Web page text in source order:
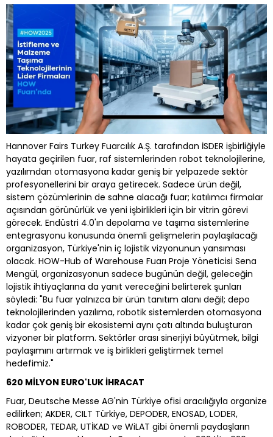
Hannover Fairs Turkey Fuarcılık A.Ş. tarafından İSDER işbirliğiyle
hayata geçirilen fuar, raf sistemlerinden robot teknolojilerine,
yazılımdan otomasyona kadar geniş bir yelpazede sektör
profesyonellerini bir araya getirecek. Sadece ürün değil,
sistem çözümlerinin de sahne alacağı fuar; katılımcı firmalar
açısından görünürlük ve yeni işbirlikleri için bir vitrin görevi
görecek. Endüstri 4.0'ın depolama ve taşıma sistemlerine
entegrasyonu konusunda önemli gelişmelerin paylaşılacağı
organizasyon, Türkiye'nin iç lojistik vizyonunun yansıması
olacak. HOW-Hub of Warehouse Fuarı Proje Yöneticisi Sena
Mengül, organizasyonun sadece bugünün değil, geleceğin
lojistik ihtiyaçlarına da yanıt vereceğini belirterek şunları
söyledi: "Bu fuar yalnızca bir ürün tanıtım alanı değil; depo
teknolojilerinden yazılıma, robotik sistemlerden otomasyona
kadar çok geniş bir ekosistemi aynı çatı altında buluşturan
vizyoner bir platform. Sektörler arası sinerjiyi büyütmek, bilgi
paylaşımını artırmak ve iş birlikleri geliştirmek temel
hedefimiz."
620 MİLYON EURO'LUK İHRACAT
Fuar, Deutsche Messe AG'nin Türkiye ofisi aracılığıyla organize
edilirken; AKDER, CILT Türkiye, DEPODER, ENOSAD, LODER,
ROBODER, TEDAR, UTİKAD ve WiLAT gibi önemli paydaşların